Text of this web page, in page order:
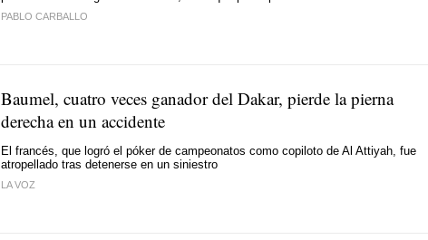
PABLO CARBALLO
Baumel, cuatro veces ganador del Dakar, pierde la pierna
derecha en un accidente
El francés, que logró el póker de campeonatos como copiloto de Al Attiyah, fue
atropellado tras detenerse en un siniestro
LA VOZ